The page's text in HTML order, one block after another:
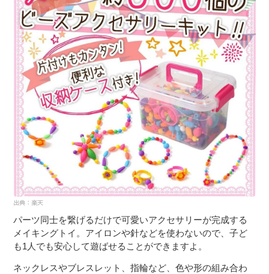
パーツ同士を繋げるだけで可愛いアクセサリーが完成する
メイキングトイ。アイロンや針などを使わないので、子ど
も1人でも安心して遊ばせることができますよ。
ネックレスやブレスレット、指輪など、色や形の組み合わ